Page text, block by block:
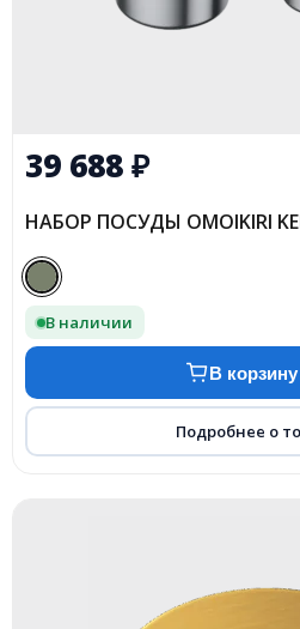
39 688₽
НАБОР ПОСУДЫ OMOIKIRI
В наличии
В корзину
Подробнее о